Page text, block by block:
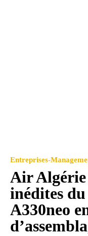
Entreprises-
Air Algérie
inédites
A330neo